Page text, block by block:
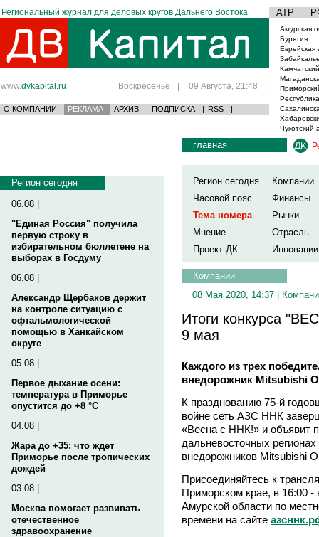
Региональный журнал для деловых кругов Дальнего Востока АТР
www.dvkapital.ru Воскресенье | 09 Августа, 21:48 |
О КОМПАНИИ РЕКЛАМА АРХИВ | ПОДПИСКА | RSS |
Амурская
Бурятия
Еврейская
Чукотский
Регион сегодня
06.08 |
"Единая Россия" получила
первую строку в
избирательном бюллетене на
выборах в Госдуму
06.08 |
Александр Щербаков держит
на контроле ситуацию с
офтальмологической
помощью в Ханкайском
округе
05.08 |
Первое дыхание осени:
температура в Приморье
опустится до +8 °C
04.08 |
Жара до +35: что ждет
Приморье после тропических
дождей
03.08 |
Москва помогает развивать
отечественное
здравоохранение
главная
Регион сегодня
Компании
Часовой пояс
Финансы
Тема номера
Рынки
Мнение
Отрасль
Проект ДК
Инновации
Компании
08 Мая 2020, 14:37 |
Итоги конкурса
9 мая
Каждого из трех
внедорожник Mitsubishi
К празднованию 75-й
войне сеть АЗС ННК
«Весна с ННК!» и объявит
дальневосточных
внедорожников Mitsubishi
Присоединяйтесь к
Приморском крае, в 16:00 -
Амурской области по
времени на сайте